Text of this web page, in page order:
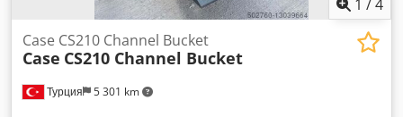
1 /4
Турция 5 301 km
Case CS210 Channel Bucket
Case CS210 Channel Bucket